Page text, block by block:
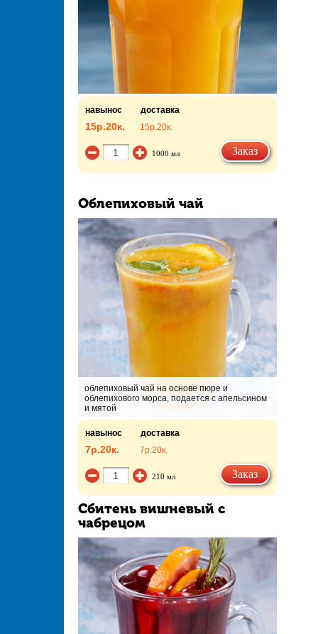
навынос доставка
15р.20к. 15р.20к.
1000 мл Заказ
Облепиховый чай
облепиховый чай на основе пюре и
облепихового морса, подается с апельсином
и мятой
навынос доставка
7р.20к. 7р.20к.
210 мл Заказ
Сбитень вишневый с
чабрецом